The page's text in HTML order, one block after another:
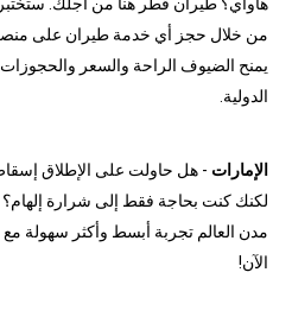
من خلال حجز أي خدمة طيران على
يمنح الضيوف الراحة والسعر
الدولية.
الإمارات - هل حاولت على الإطلاق
لكنك كنت بحاجة فقط إلى شرارة إلهام؟
مدن العالم تجربة أبسط وأكثر سهولة
الآن!